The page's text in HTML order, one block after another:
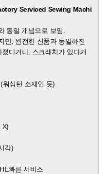
Serviced Sewing Machi
동일 개념으로 보임.
만, 완전한 신품과 동일하진
다거나, 스크래치가 있다거
(워싱턴 소재인 듯)
X)
각)
빠른 서비스